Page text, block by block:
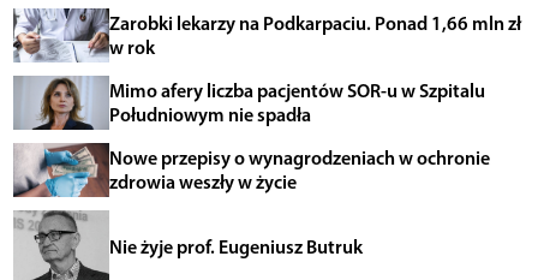
Zarobki lekarzy na Podkarpaciu. Ponad 1,66 mln zł
w rok
Mimo afery liczba pacjentów SOR-u w Szpitalu
Południowym nie spadła
Nowe przepisy o wynagrodzeniach w ochronie
zdrowia weszły w życie
Nie żyje prof. Eugeniusz Butruk